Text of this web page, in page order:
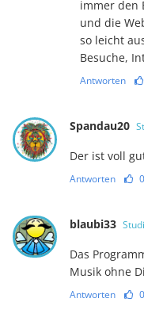
immer den
und die
so leicht
Besuche,
Antworten
Spandau20
Der ist voll
Antworten 0
blaubi33 Studi
Das
Musik ohne
Antworten 0